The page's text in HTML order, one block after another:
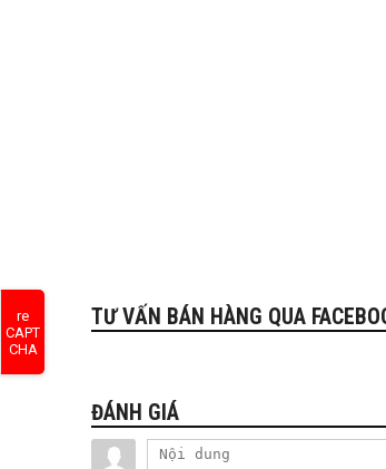
TƯ VẤN BÁN HÀNG QUA
ĐÁNH GIÁ
re
CAPT
CHA